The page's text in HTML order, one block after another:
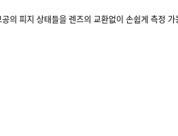
의 피지 상태들을 렌즈의 교환없이 손쉽게 측정